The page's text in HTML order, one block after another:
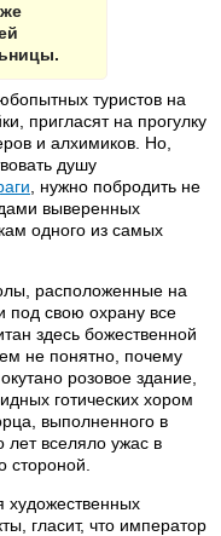
туристов на
пригласят на прогулку
и алхимиков. Но,
душу
, нужно побродить не
выверенных
одного из самых
расположенные на
под свою охрану все
здесь божественной
не понятно, почему
розовое здание,
готических хором
выполненного в
лет вселяло ужас в
стороной.
художественных
гласит, что император